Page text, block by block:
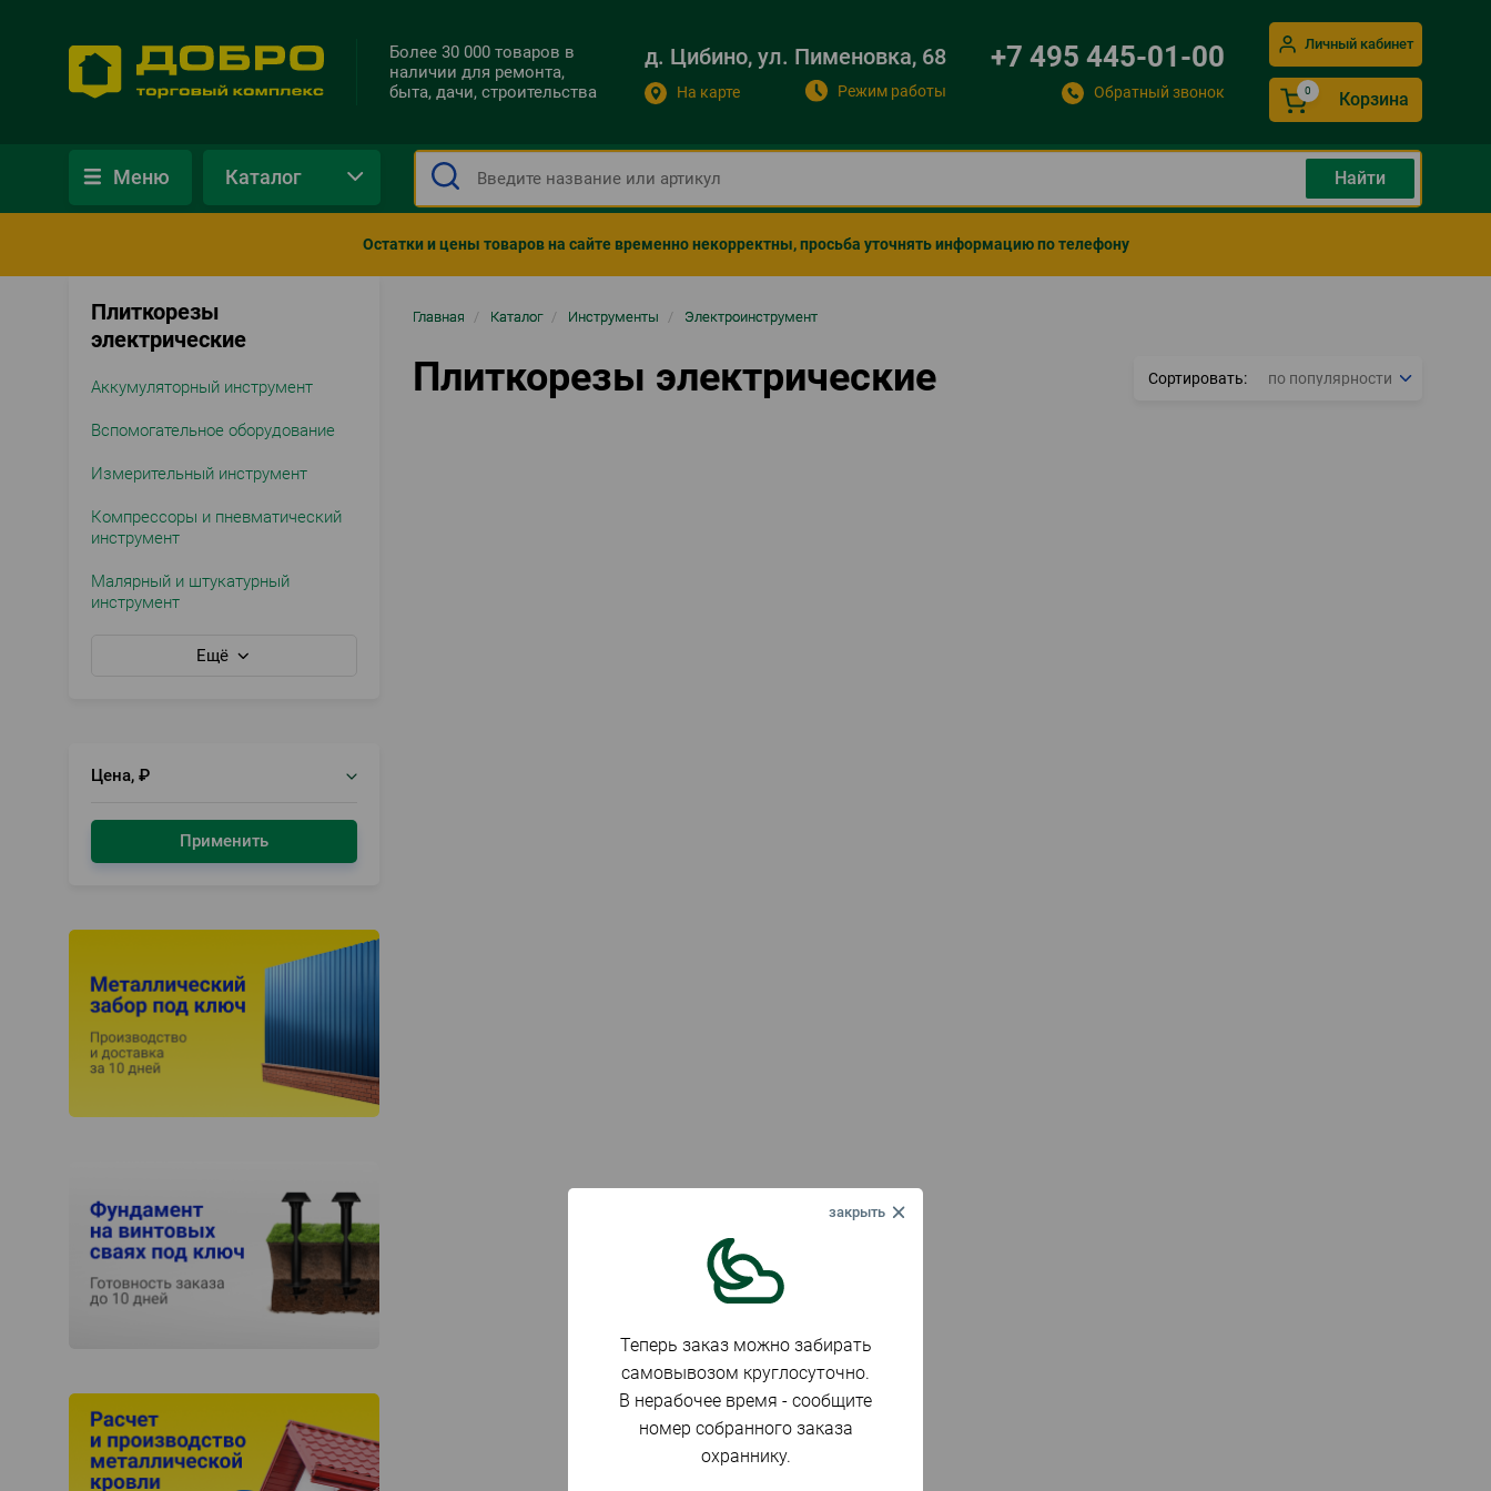
Более 30 000 товаров в
наличии для ремонта,
быта, дачи, строительства
д. Цибино, ул. Пименовка, 68
На карте Режим работы
+7 495 445-01-00
Обратный звонок
Личный кабинет
Корзина
Меню Каталог
Остатки и цены товаров на сайте временно некорректны, просьба уточнять информацию по телефону
Плиткорезы
электрические
Аккумуляторный инструмент
Вспомогательное оборудование
Измерительный инструмент
Компрессоры и пневматический
инструмент
Малярный и штукатурный
инструмент
Ещё
Цена, ₽
Применить
Строка
навигации
Главная / Каталог / Инструменты / Электроинструмент
Плиткорезы электрические Сортировать
Теперь заказ можно забирать
самовывозом круглосуточно.
В нерабочее время - сообщите
номер собранного заказа
охраннику.